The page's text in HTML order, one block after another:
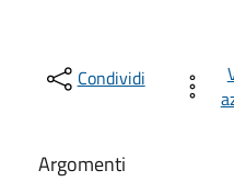
Condividi
Argomenti